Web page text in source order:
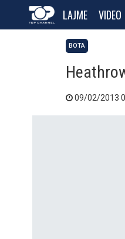
LAJME VIDEO
BOTA
09/02/2013